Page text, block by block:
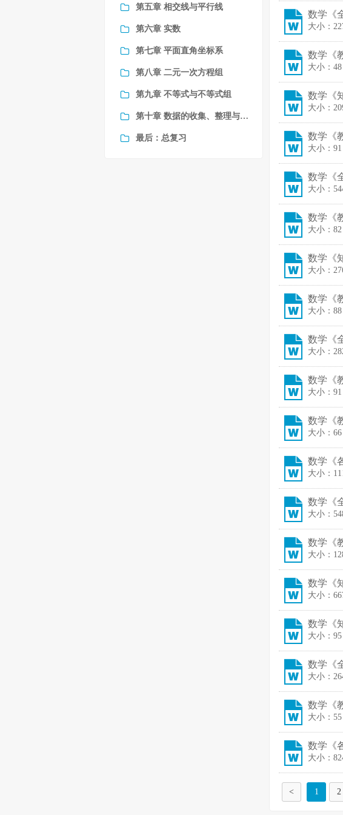
第五章 相交线与平行线
第六章 实数
第七章 平面直角坐标系
第八章 二元一次方程组
第九章 不等式与不等式组
第十章 数据的收集、整理与描述
最后：总复习
数学《
大小：
数学《
大小：
数学《
大小：
数学《
大小：
数学《
大小：
数学《
大小：
数学《
大小：
数学《
大小：
数学《
大小：
数学《
大小：
数学《
大小：
数学《
大小：
数学《
大小：
数学《
大小：
数学《
大小：
数学《
大小：
数学《
大小：
数学《
大小：
数学《
大小：
< 1 2